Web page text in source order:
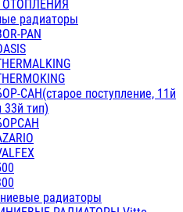
радиаторы
PAN
САН(старое поступление, 11й
33й тип)
радиаторы